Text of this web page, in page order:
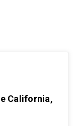
California,